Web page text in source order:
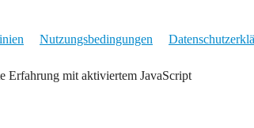
Nutzungsbedingungen
Erfahrung mit aktiviertem JavaScript